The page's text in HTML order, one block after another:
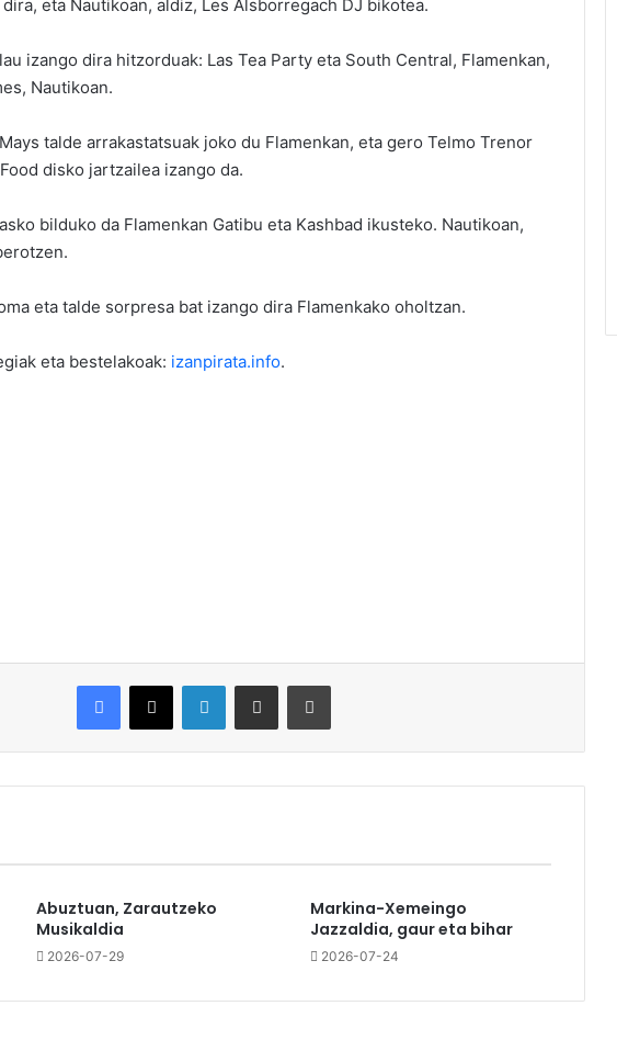
eta Nautikoan, aldiz, Les Alsborregach DJ bikotea.
izango dira hitzorduak: Las Tea Party eta South Central, Flamenkan,
Nautikoan.
talde arrakastatsuak joko du Flamenkan, eta gero Telmo Trenor
disko jartzailea izango da.
bilduko da Flamenkan Gatibu eta Kashbad ikusteko. Nautikoan,
eta talde sorpresa bat izango dira Flamenkako oholtzan.
eta bestelakoak: izanpirata.info.
Abuztuan, Zarautzeko
Musikaldia
2026-07-29
Markina-Xemeingo
Jazzaldia, gaur eta bihar
2026-07-24